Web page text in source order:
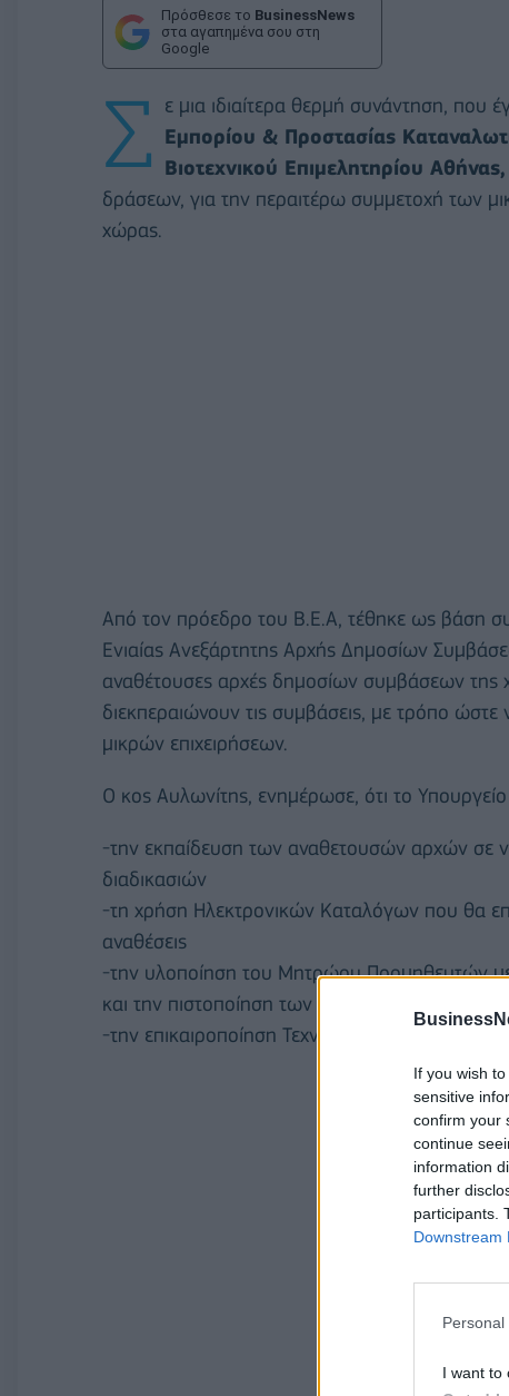
If you wish
sensitive
confirm your
continue
information
further
participants.
Downstream
I want to
Πρόσθεσε το BusinessNews
στα αγαπημένα σου στη
Google
Σ ε μια ιδιαίτερα θερμή συνάντηση, που
Εμπορίου & Προστασίας
Βιοτεχνικού Επιμελητηρίου
δράσεων, για την περαιτέρω συμμετοχή των
χώρας.
Από τον πρόεδρο του Β.Ε.Α, τέθηκε ως βάση
Ενιαίας Ανεξάρτητης Αρχής Δημοσίων
αναθέτουσες αρχές δημοσίων συμβάσεων της
διεκπεραιώνουν τις συμβάσεις, με τρόπο
μικρών επιχειρήσεων.
Ο κος Αυλωνίτης, ενημέρωσε, ότι το
-την εκπαίδευση των αναθετουσών αρχών σε
διαδικασιών
-τη χρήση Ηλεκτρονικών Καταλόγων που θα
αναθέσεις
-την υλοποίηση του Μητρώου Προμηθευτών
και την πιστοποίηση των προμηθευτών ανά τον
-την επικαιροποίηση Τεχνικών